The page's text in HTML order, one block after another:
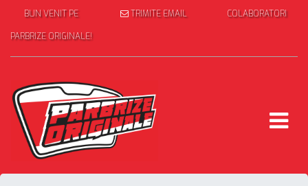
BUN VENIT PE
PARBRIZE ORIGINALE!
TRIMITE EMAIL COLABORATORI